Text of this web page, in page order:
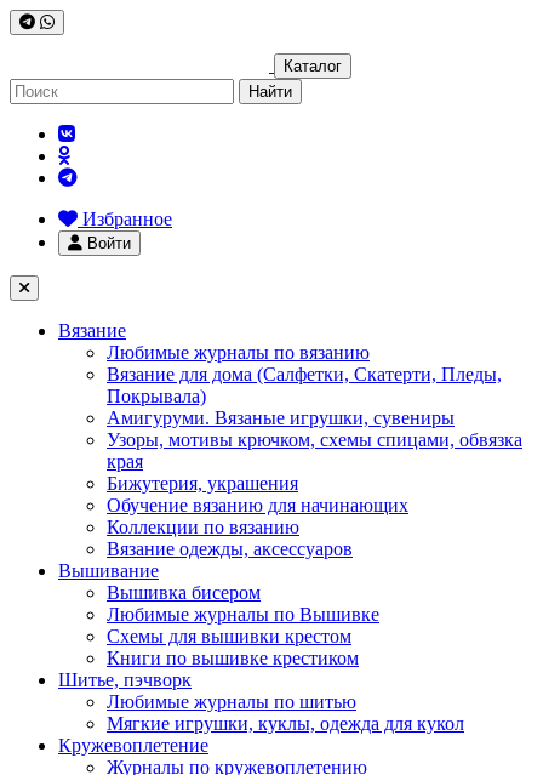
Каталог
Найти
Избранное
Войти
Вязание
Любимые журналы по вязанию
Вязание для дома (Салфетки, Скатерти, Пледы,
Покрывала)
Амигуруми. Вязаные игрушки, сувениры
Узоры, мотивы крючком, схемы спицами, обвязка
края
Бижутерия, украшения
Обучение вязанию для начинающих
Коллекции по вязанию
Вязание одежды, аксессуаров
Вышивание
Вышивка бисером
Любимые журналы по Вышивке
Схемы для вышивки крестом
Книги по вышивке крестиком
Шитье, пэчворк
Любимые журналы по шитью
Мягкие игрушки, куклы, одежда для кукол
Кружевоплетение
Журналы по кружевоплетению